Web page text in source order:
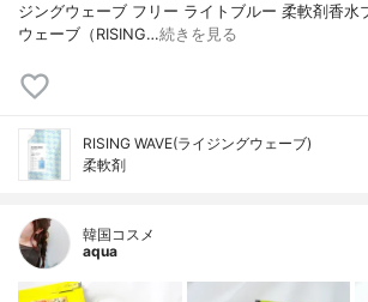
ジングウェーブ フリー ライトブルー 柔軟剤香水
ウェーブ（RISING…続きを見る
RISING WAVE(ライジングウェーブ)
柔軟剤
韓国コスメ
aqua